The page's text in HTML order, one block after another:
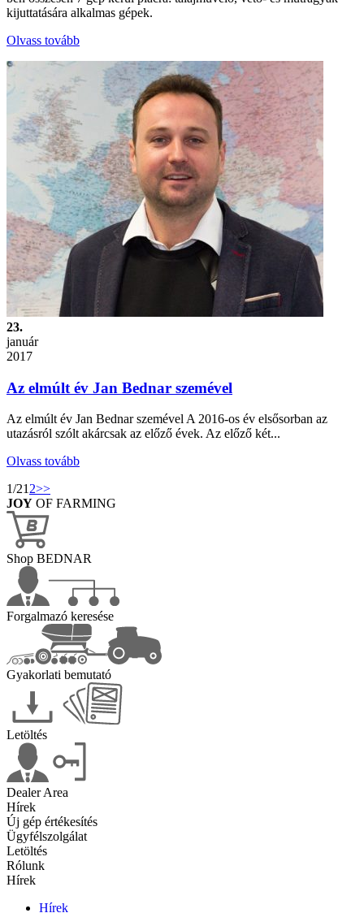
kijuttatására alkalmas gépek.
Olvass tovább
23.
január
2017
Az elmúlt év Jan Bednar szemével
Az elmúlt év Jan Bednar szemével A 2016-os év elsősorban az
utazásról szólt akárcsak az előző évek. Az előző két...
Olvass tovább
1/212>>
JOY OF FARMING
Shop BEDNAR
Forgalmazó keresése
Gyakorlati bemutató
Letöltés
Dealer Area
Hírek
Új gép értékesítés
Ügyfélszolgálat
Letöltés
Rólunk
Hírek
Hírek